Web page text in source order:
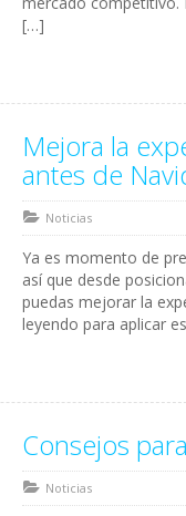
[…]
Mejora la
antes de
Noticias
Ya es momento de
así que desde
puedas mejorar la
leyendo para aplicar
Consejos
Noticias